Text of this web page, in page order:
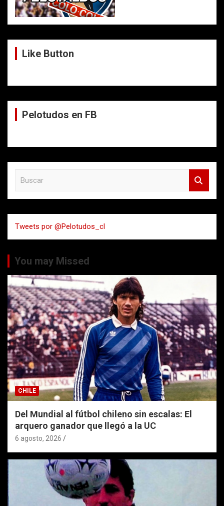
Like Button
Pelotudos en FB
a
r
Tweets por @Pelotudos_cl
You may Missed
CHILE
Del Mundial al fútbol chileno sin escalas: El
arquero ganador que llegó a la UC
6 agosto, 2026